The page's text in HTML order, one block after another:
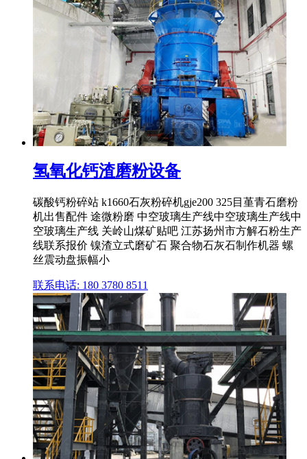
氢氧化钙渣磨粉设备
碳酸钙粉碎站 k1660石灰粉碎机gje200 325目堇青石磨粉
机出售配件 途微粉磨 中空玻璃生产线中空玻璃生产线中
空玻璃生产线 关岭山煤矿贴吧 江苏扬州市方解石粉生产
线联系报价 镍渣立式磨矿石 聚合物石灰石制作机器 螺
丝震动盘振幅小
联系电话: 180 3780 8511